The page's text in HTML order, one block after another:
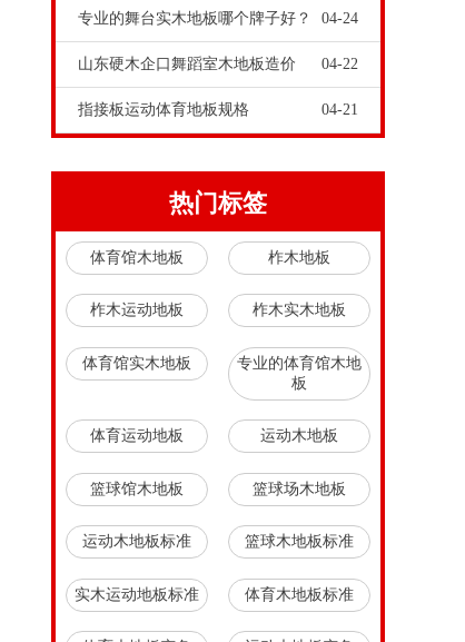
专业的舞台实木地板哪个牌子好？ 04-24
山东硬木企口舞蹈室木地板造价 04-22
指接板运动体育地板规格 04-21
热门标签
体育馆木地板 柞木地板
柞木运动地板 柞木实木地板
体育馆实木地板
专业的体育馆木地
板
体育运动地板 运动木地板
篮球馆木地板 篮球场木地板
运动木地板标准 篮球木地板标准
实木运动地板标准 体育木地板标准